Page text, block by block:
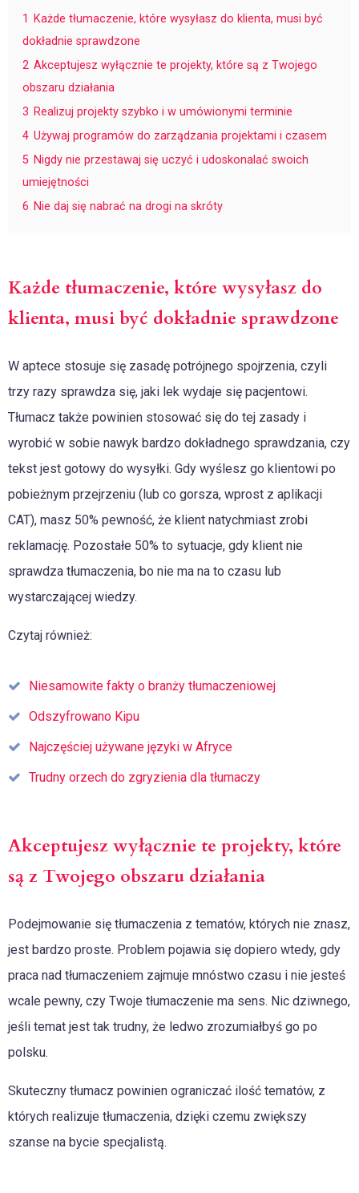
1
Każde tłumaczenie, które wysyłasz do klienta, musi być
dokładnie sprawdzone
2 Akceptujesz wyłącznie te projekty, które są z Twojego
obszaru działania
3 Realizuj projekty szybko i w umówionymi terminie
4 Używaj programów do zarządzania projektami i czasem
5 Nigdy nie przestawaj się uczyć i udoskonalać swoich
umiejętności
6 Nie daj się nabrać na drogi na skróty
Każde tłumaczenie, które wysyłasz do
klienta, musi być dokładnie sprawdzone
W aptece stosuje się zasadę potrójnego spojrzenia, czyli
trzy razy sprawdza się, jaki lek wydaje się pacjentowi.
Tłumacz także powinien stosować się do tej zasady i
wyrobić w sobie nawyk bardzo dokładnego sprawdzania, czy
tekst jest gotowy do wysyłki. Gdy wyślesz go klientowi po
pobieżnym przejrzeniu (lub co gorsza, wprost z aplikacji
CAT), masz 50% pewność, że klient natychmiast zrobi
reklamację. Pozostałe 50% to sytuacje, gdy klient nie
sprawdza tłumaczenia, bo nie ma na to czasu lub
wystarczającej wiedzy.
Czytaj również:
Niesamowite fakty o branży tłumaczeniowej
Odszyfrowano Kipu
Najczęściej używane języki w Afryce
Trudny orzech do zgryzienia dla tłumaczy
Akceptujesz wyłącznie te projekty, które
są z Twojego obszaru działania
Podejmowanie się tłumaczenia z tematów, których nie znasz,
jest bardzo proste. Problem pojawia się dopiero wtedy, gdy
praca nad tłumaczeniem zajmuje mnóstwo czasu i nie jesteś
wcale pewny, czy Twoje tłumaczenie ma sens. Nic dziwnego,
jeśli temat jest tak trudny, że ledwo zrozumiałbyś go po
polsku.
Skuteczny tłumacz powinien ograniczać ilość tematów, z
których realizuje tłumaczenia, dzięki czemu zwiększy
szanse na bycie specjalistą.